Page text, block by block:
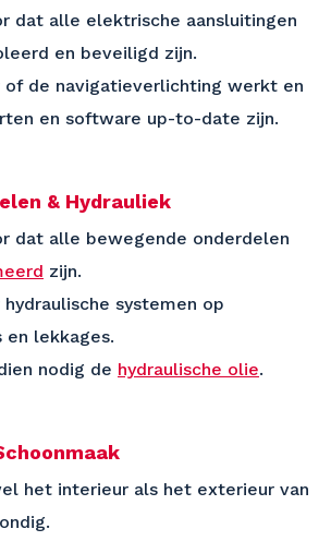
dat alle elektrische aansluitingen
en beveiligd zijn.
of de navigatieverlichting werkt en
en software up-to-date zijn.
& Hydrauliek
dat alle bewegende onderdelen
zijn.
systemen op
en lekkages.
nodig de hydraulische olie.
het interieur als het exterieur van